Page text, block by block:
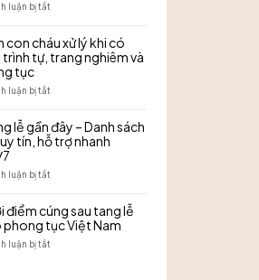
mới
nhất
đình
cần
luận bị tắt
gửi
tro
nghĩa
trang:
và
những
lưu
con cháu xử lý khi có
tự, trang nghiêm và
tục
luận bị tắt
con
cháu
tang
đúng
lễ gần đây – Danh sách
tín, hỗ trợ nhanh
luận bị tắt
tang
lễ
điểm cúng sau tang lễ
tục Việt Nam
luận bị tắt